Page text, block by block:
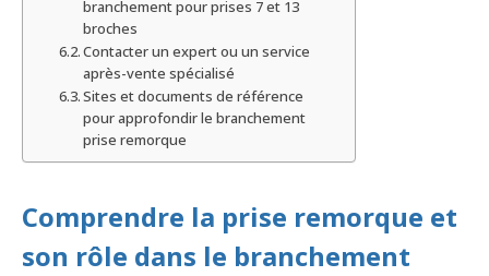
branchement pour prises 7 et 13
broches
Contacter un expert ou un service
après-vente spécialisé
Sites et documents de référence
pour approfondir le branchement
prise remorque
Comprendre la prise remorque et
son rôle dans le branchement